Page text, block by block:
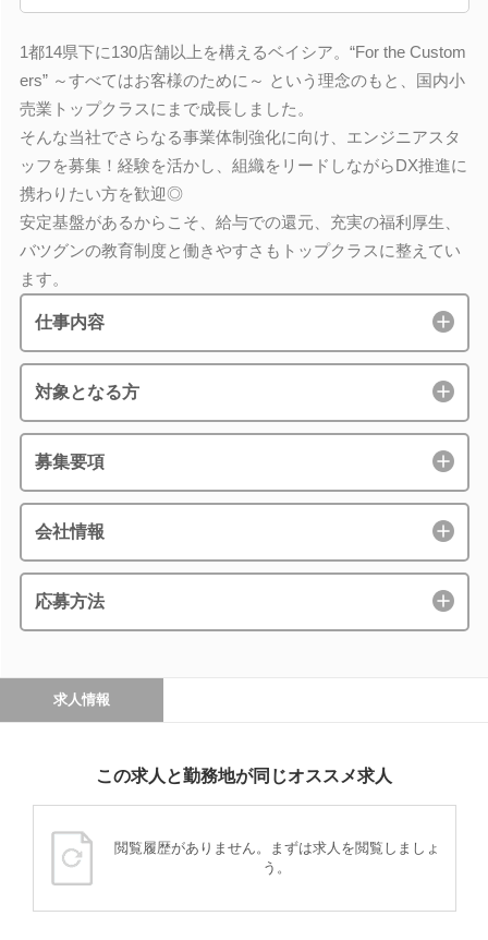
1都14県下に130店舗以上を構えるベイシア。“For the Custom
ers” ～すべてはお客様のために～ という理念のもと、国内小
売業トップクラスにまで成長しました。
そんな当社でさらなる事業体制強化に向け、エンジニアスタ
ッフを募集！経験を活かし、組織をリードしながらDX推進に
携わりたい方を歓迎◎
安定基盤があるからこそ、給与での還元、充実の福利厚生、
バツグンの教育制度と働きやすさもトップクラスに整えてい
ます。
仕事内容
対象となる方
募集要項
会社情報
応募方法
求人情報
この求人と勤務地が同じオススメ求人
閲覧履歴がありません。まずは求人を閲覧しましょ
う。